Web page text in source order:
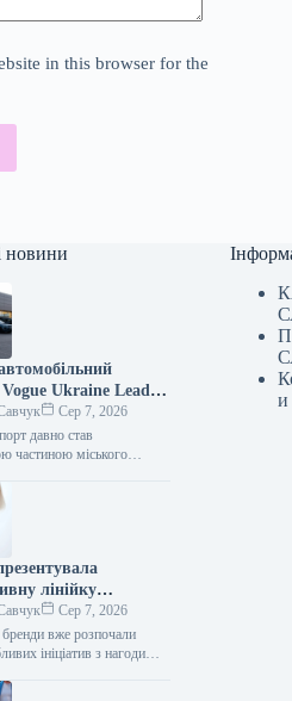
in this browser for the
новини
Ukraine Leaders
будуть
на заході
Сер 7, 2026
давно став
частиною міського
подорожі та
клопоти. Тому вибір…
лінійку
виробів на честь
Сер 7, 2026
бренди вже розпочали
ініціатив з нагоди
символічну серію
и